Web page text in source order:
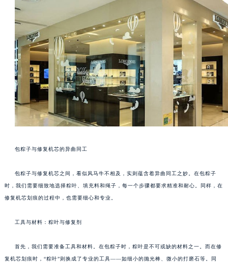
包粽子与修复机芯的异曲同工
包粽子与修复机芯之间，看似风马牛不相及，实则蕴含着异曲同工之妙。在包粽子
时，我们需要细致地选择粽叶、填充料和绳子，每一个步骤都要求精准和耐心。同样，在
修复机芯划痕的过程中，也需要细心和专业。
工具与材料：粽叶与修复剂
首先，我们需要准备工具和材料。在包粽子时，粽叶是不可或缺的材料之一。而在修
复机芯划痕时，“粽叶”则换成了专业的工具——如细小的抛光棒、微小的打磨石等。同